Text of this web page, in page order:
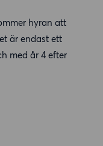
hyran att
är endast ett
med år 4 efter